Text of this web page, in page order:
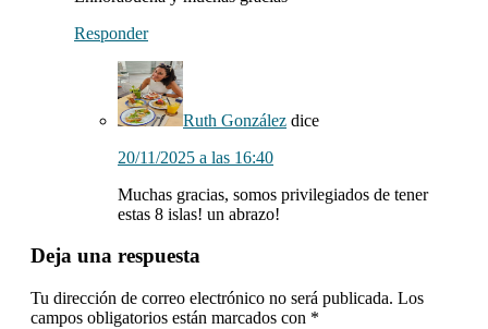
Responder
Ruth González dice
20/11/2025 a las 16:40
Muchas gracias, somos privilegiados de tener
estas 8 islas! un abrazo!
Deja una respuesta
Tu dirección de correo electrónico no será publicada. Los
campos obligatorios están marcados con *